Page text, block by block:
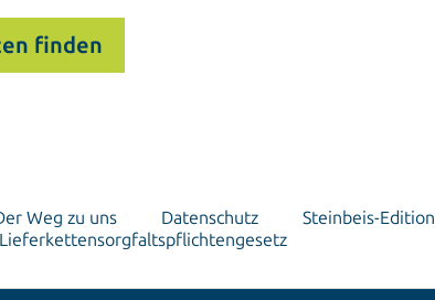
finden
Weg zu uns Datenschutz Steinbeis-Edition
Lieferkettensorgfaltspflichtengesetz